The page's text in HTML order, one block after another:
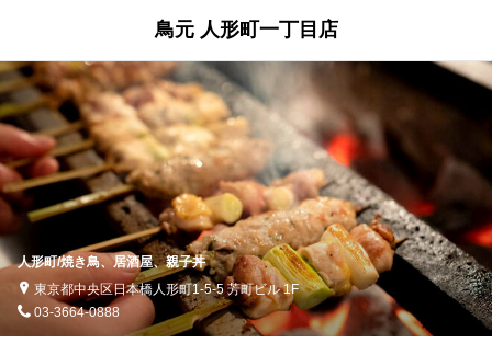
鳥元 人形町一丁目店
人形町/焼き鳥、居酒屋、親子丼
東京都中央区日本橋人形町1-5-5 芳町ビル 1F
03-3664-0888